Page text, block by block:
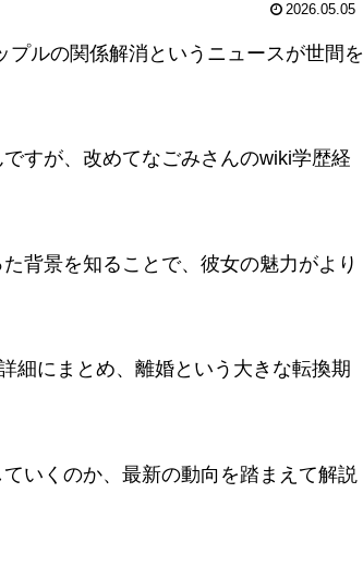
2026.05.05
ルの関係解消というニュースが世間を
すが、改めてなごみさんのwiki学歴経
背景を知ることで、彼女の魅力がより
細にまとめ、離婚という大きな転換期
いくのか、最新の動向を踏まえて解説